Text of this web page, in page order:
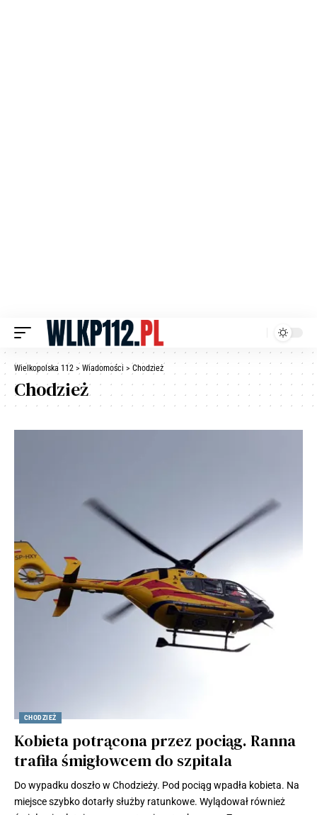
Wielkopolska 112 > Wiadomości > Chodzież
Chodzież
CHODZIEŻ
Kobieta potrącona przez pociąg. Ranna
trafiła śmigłowcem do szpitala
Do wypadku doszło w Chodzieży. Pod pociąg wpadła kobieta. Na
miejsce szybko dotarły służby ratunkowe. Wylądował również